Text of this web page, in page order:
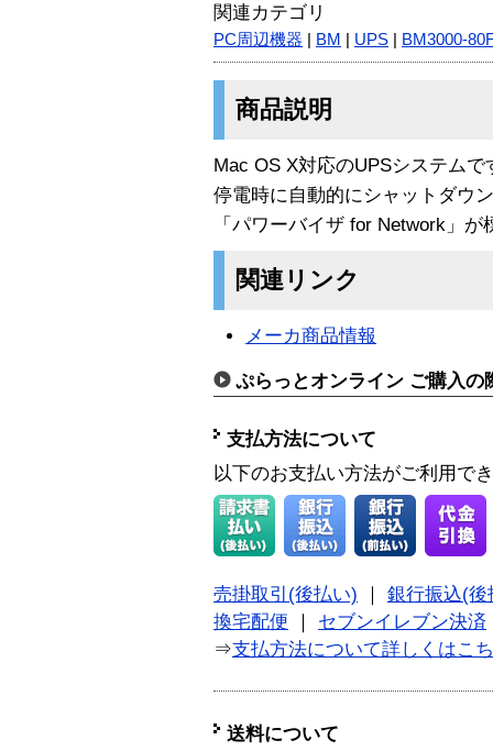
関連カテゴリ
PC周辺機器 BM UPS BM3000-
商品説明
Mac OS X対応のUPSシステム
停電時に自動的にシャットダウ
「パワーバイザ for Network」
関連リンク
メーカ商品情報
ぷらっとオンライン ご購入の
支払方法について
以下のお支払い方法がご利用で
売掛取引(後払い)
銀行振込(後
換宅配便
セブンイレブン決済
⇒支払方法について詳しくはこ
送料について